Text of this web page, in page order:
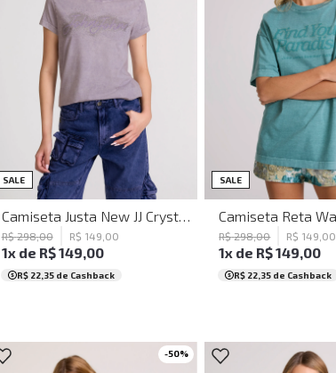
SALE PP M
Camiseta Justa New JJ Crystals Lilás John John Feminina
R$ 298,00 R$ 149 00
1x de R$149,00
R$ 22,35de Cashback
SALE P
R$ 298,00 R$ 149 00
1x de R$149,00
R$ 22,35 de Cashback
-50%